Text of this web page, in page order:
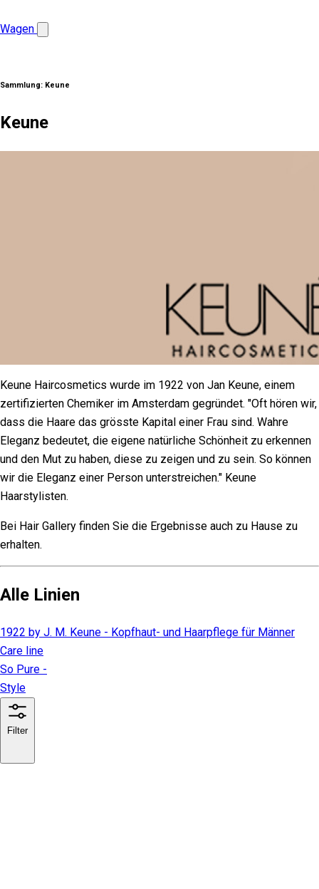
Wagen
Sammlung: Keune
Keune
Keune Haircosmetics wurde im 1922 von Jan Keune, einem
zertifizierten Chemiker im Amsterdam gegründet. "Oft hören wir,
dass die Haare das grösste Kapital einer Frau sind. Wahre
Eleganz bedeutet, die eigene natürliche Schönheit zu erkennen
und den Mut zu haben, diese zu zeigen und zu sein. So können
wir die Eleganz einer Person unterstreichen." Keune
Haarstylisten.
Bei Hair Gallery finden Sie die Ergebnisse auch zu Hause zu
erhalten.
Alle Linien
1922 by J. M. Keune - Kopfhaut- und Haarpflege für Männer
Care line
So Pure -
Style
Filter